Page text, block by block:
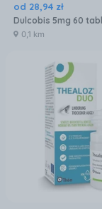
od 28,94 zł
Dulcobis 5mg 60
0,1 km